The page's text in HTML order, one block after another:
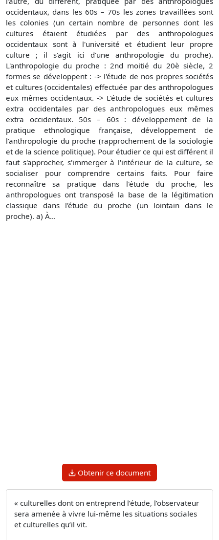
Obtenir ce document
« culturelles dont on entreprend l’étude, l’observateur
sera amenée à vivre lui-même les situations sociales
et culturelles qu’il vit.